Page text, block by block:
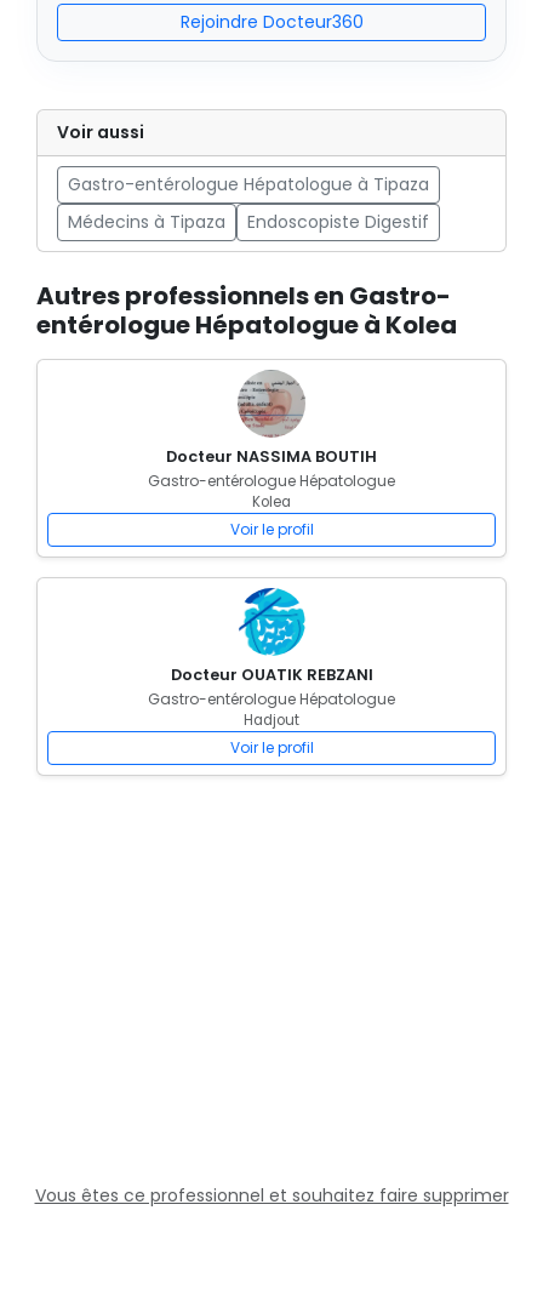
Rejoindre Docteur360
Voir aussi
Gastro-entérologue Hépatologue à Tipaza
Médecins à Tipaza
Endoscopiste Digestif
Autres professionnels en Gastro-
entérologue Hépatologue à Kolea
Docteur NASSIMA BOUTIH
Gastro-entérologue Hépatologue
Kolea
Voir le profil
Docteur OUATIK REBZANI
Gastro-entérologue Hépatologue
Hadjout
Voir le profil
Vous êtes ce professionnel et souhaitez faire supprimer